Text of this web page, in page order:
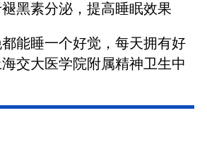
黑素分泌，提高睡眠效果
能睡一个好觉，每天拥有好
交大医学院附属精神卫生中